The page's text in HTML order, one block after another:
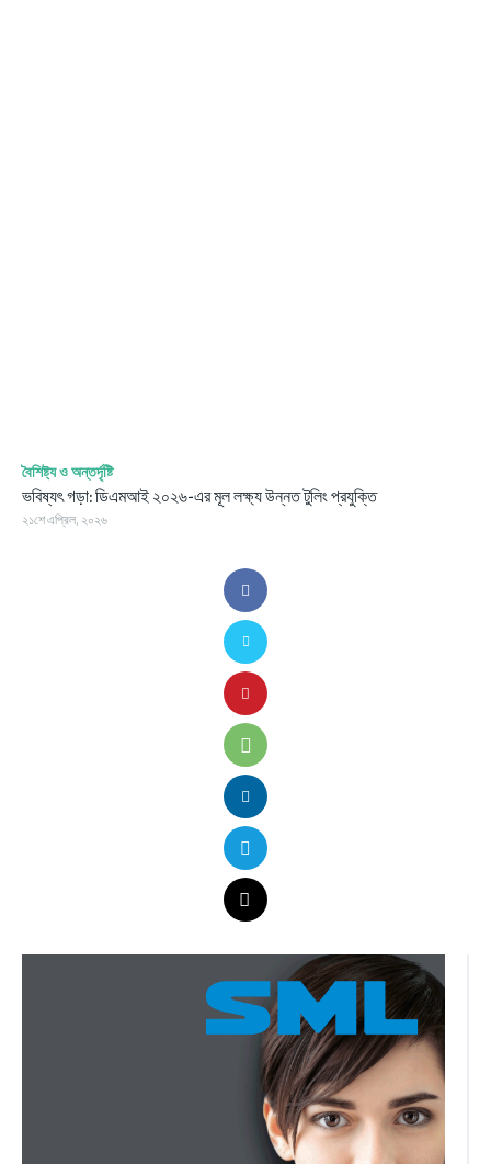
বৈশিষ্ট্য ও অন্তর্দৃষ্টি
ভবিষ্যৎ গড়া: ডিএমআই ২০২৬-এর মূল লক্ষ্য উন্নত টুলিং প্রযুক্তি
২১শে এপ্রিল, ২০২৬